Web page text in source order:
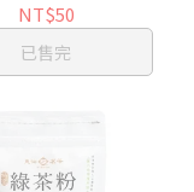
NT$50
已售完